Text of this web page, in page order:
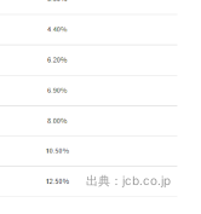
出典： jcb.co.jp